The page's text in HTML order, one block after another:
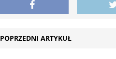
POPRZEDNI ARTYKUŁ